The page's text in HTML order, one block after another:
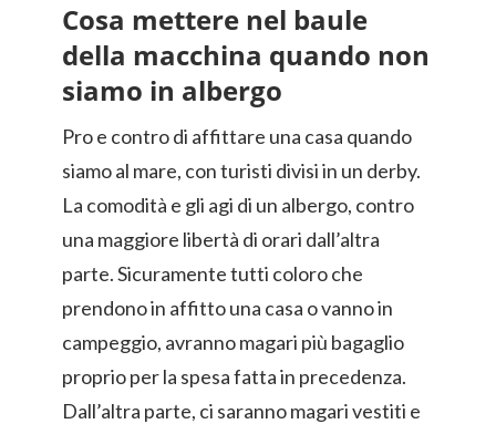
Cosa mettere nel baule
della macchina quando non
siamo in albergo
Pro e contro di affittare una casa quando
siamo al mare, con turisti divisi in un derby.
La comodità e gli agi di un albergo, contro
una maggiore libertà di orari dall’altra
parte. Sicuramente tutti coloro che
prendono in affitto una casa o vanno in
campeggio, avranno magari più bagaglio
proprio per la spesa fatta in precedenza.
Dall’altra parte, ci saranno magari vestiti e